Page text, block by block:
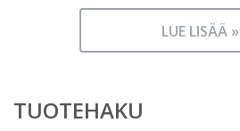
LUE LISÄÄ »
TUOTEHAKU